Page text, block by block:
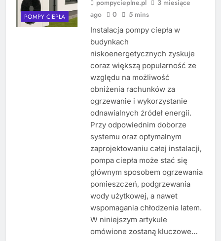
POMPY CIEPŁA
pompycieplne.pl
3 miesiące
ago
0 5 mins
Instalacja pompy ciepła w
budynkach
niskoenergetycznych zyskuje
coraz większą popularność ze
względu na możliwość
obniżenia rachunków za
ogrzewanie i wykorzystanie
odnawialnych źródeł energii.
Przy odpowiednim doborze
systemu oraz optymalnym
zaprojektowaniu całej instalacji,
pompa ciepła może stać się
głównym sposobem ogrzewania
pomieszczeń, podgrzewania
wody użytkowej, a nawet
wspomagania chłodzenia latem.
W niniejszym artykule
omówione zostaną kluczowe…